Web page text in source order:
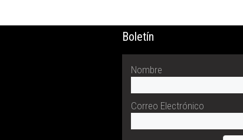
Boletín
Nombre
Correo Electrónico